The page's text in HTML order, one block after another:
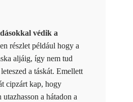
védik a
részlet például hogy a
aljáig, így nem tud
a táskát. Emellett
cipzárt kap, hogy
a hátadon a